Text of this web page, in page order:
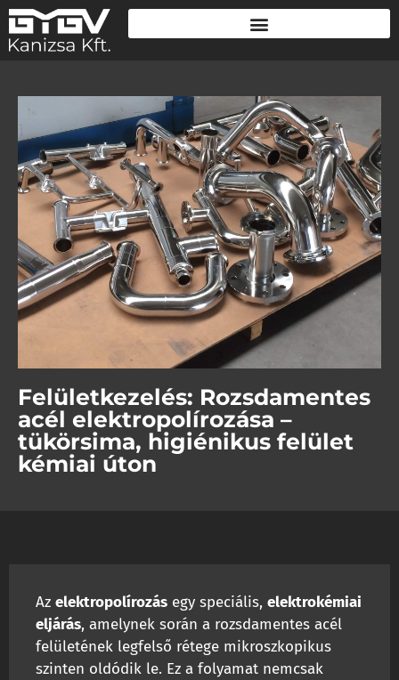
Felületkezelés: Rozsdamentes
acél elektropolírozása –
tükörsima, higiénikus felület
kémiai úton
Az elektropolírozás egy speciális, elektrokémiai
eljárás, amelynek során a rozsdamentes acél
felületének legfelső rétege mikroszkopikus
szinten oldódik le. Ez a folyamat nemcsak